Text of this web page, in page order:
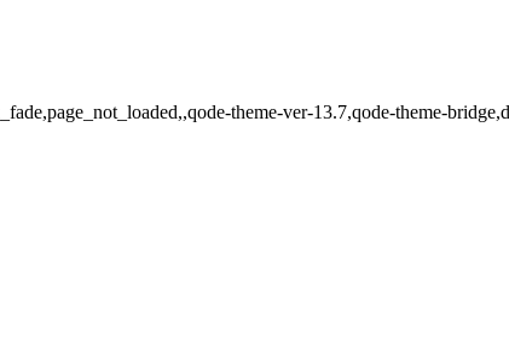
theme-ver-13.7,qode-theme-